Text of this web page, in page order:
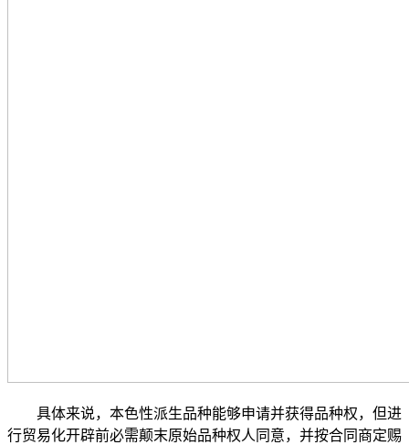
具体来说，本色性派生品种能够申请并获得品种权，但进
行贸易化开辟前必需颠末原始品种权人同意，并按合同商定赐